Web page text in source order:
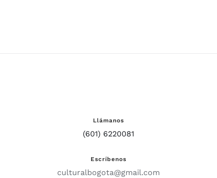
Llámanos
(601) 6220081
Escríbenos
culturalbogota@gmail.com